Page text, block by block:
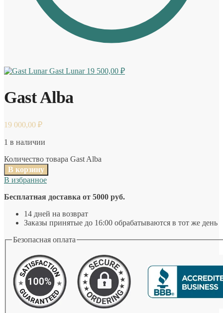
Gast Lunar 19 500,00 ₽
Gast Alba
19 000,00 ₽
1 в наличии
Количество товара Gast Alba
В корзину
В избранное
Бесплатная доставка от 5000 руб.
14 дней на возврат
Заказы принятые до 16:00 обрабатываются в тот же день
Безопасная оплата